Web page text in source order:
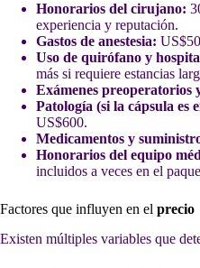
Honorarios del cirujano:
experiencia y reputación.
Gastos de anestesia:
Uso de quirófano y
más si requiere estancias
Exámenes preoperatorios
Patología (si la cápsula es
US$600.
Medicamentos y
Honorarios del equipo
incluidos a veces en el
Factores que influyen en el precio
Existen múltiples variables que